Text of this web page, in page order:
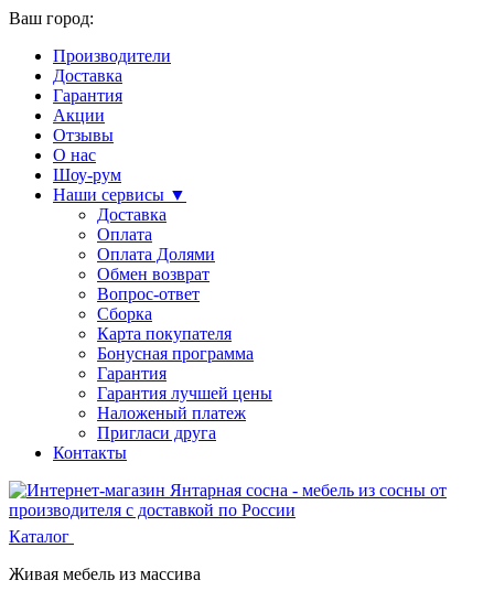
Ваш город:
Производители
Доставка
Гарантия
Акции
Отзывы
О нас
Шоу-рум
Наши сервисы ▼
Доставка
Оплата
Оплата Долями
Обмен возврат
Вопрос-ответ
Сборка
Карта покупателя
Бонусная программа
Гарантия
Гарантия лучшей цены
Наложеный платеж
Пригласи друга
Контакты
Каталог
Живая мебель из массива